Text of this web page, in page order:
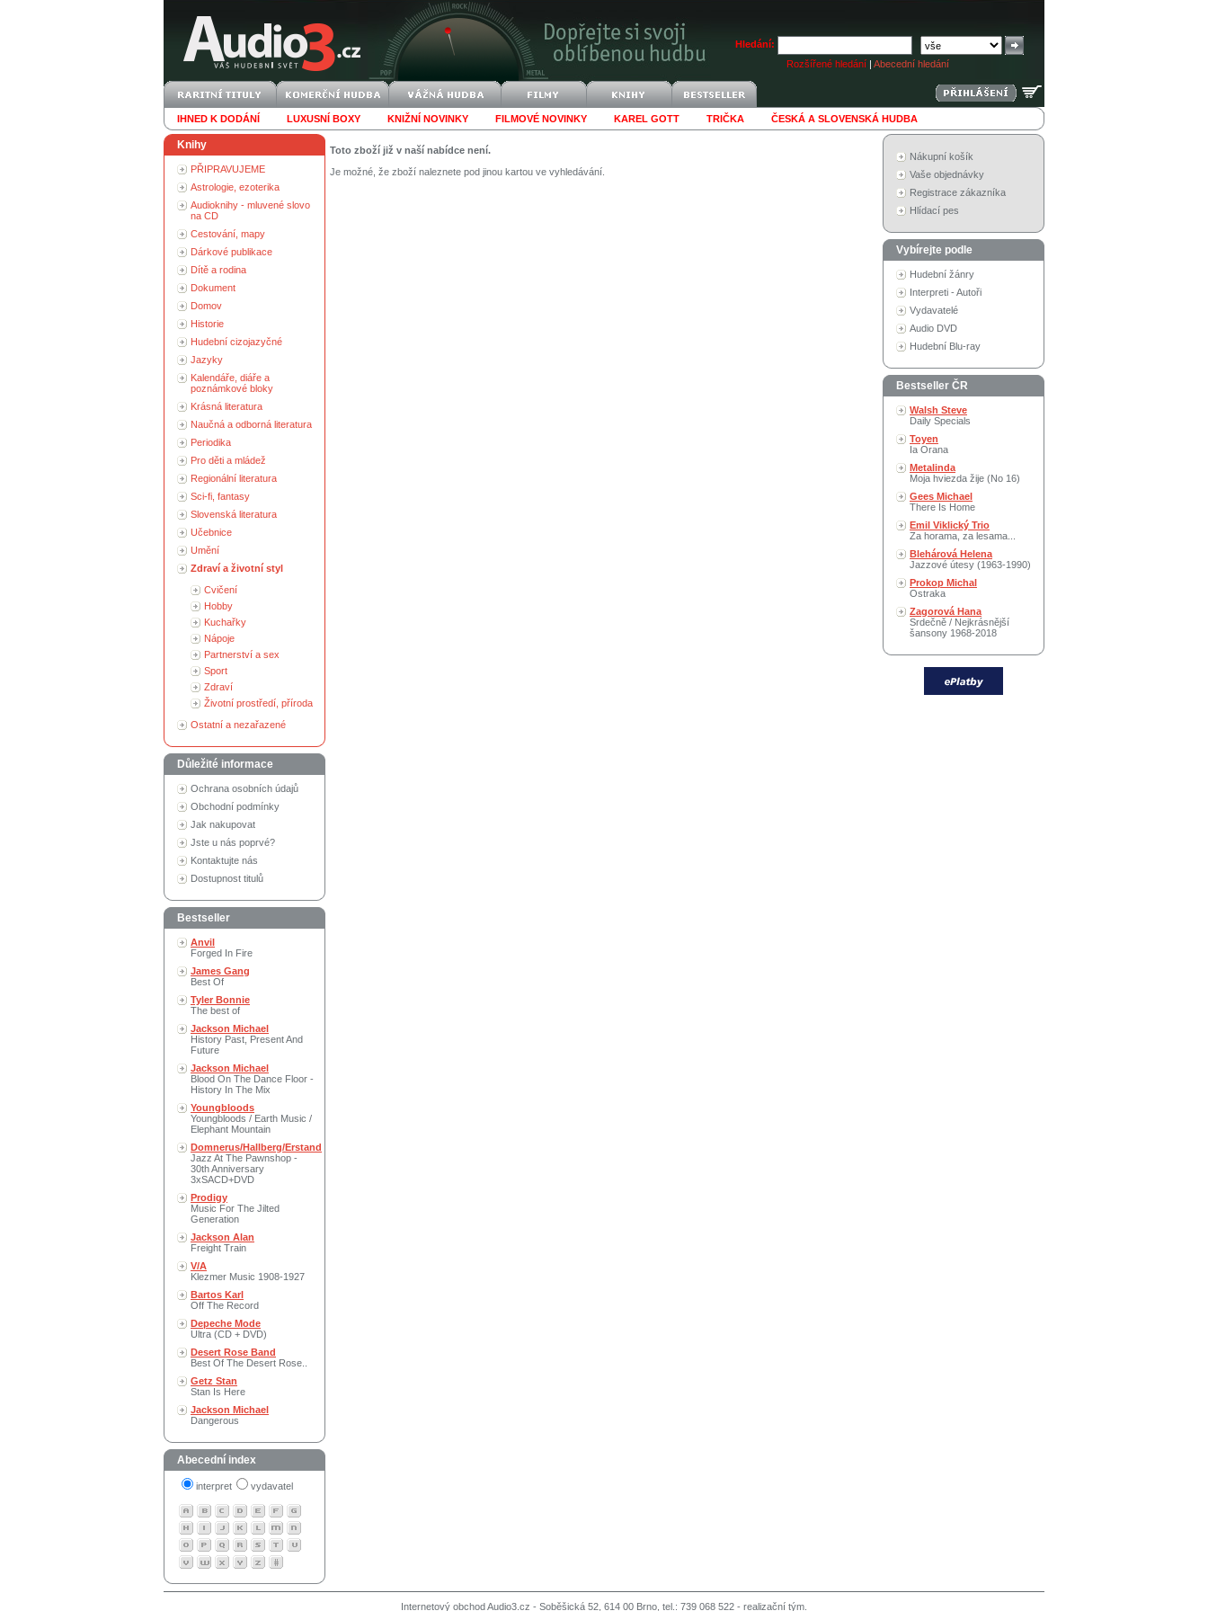
Hledání:
Rozšířené hledání | Abecední hledání
IHNED K DODÁNÍ LUXUSNÍ BOXY KNIŽNÍ NOVINKY FILMOVÉ NOVINKY KAREL GOTT TRIČKA ČESKÁ A SLOVENSKÁ HUDBA
Knihy
PŘIPRAVUJEME
Astrologie, ezoterika
Audioknihy - mluvené slovo
na CD
Cestování, mapy
Dárkové publikace
Dítě a rodina
Dokument
Domov
Historie
Hudební cizojazyčné
Jazyky
Kalendáře, diáře a
poznámkové bloky
Krásná literatura
Naučná a odborná literatura
Periodika
Pro děti a mládež
Regionální literatura
Sci-fi, fantasy
Slovenská literatura
Učebnice
Umění
Zdraví a životní styl
Cvičení
Hobby
Kuchařky
Nápoje
Partnerství a sex
Sport
Zdraví
Životní prostředí, příroda
Ostatní a nezařazené
Důležité informace
Ochrana osobních údajů
Obchodní podmínky
Jak nakupovat
Jste u nás poprvé?
Kontaktujte nás
Dostupnost titulů
Bestseller
Anvil
Forged In Fire
James Gang
Best Of
Tyler Bonnie
The best of
Jackson Michael
History Past, Present And
Future
Jackson Michael
Blood On The Dance Floor -
History In The Mix
Youngbloods
Youngbloods / Earth Music /
Elephant Mountain
Domnerus/Hallberg/Erstand
Jazz At The Pawnshop -
30th Anniversary
3xSACD+DVD
Prodigy
Music For The Jilted
Generation
Jackson Alan
Freight Train
V/A
Klezmer Music 1908-1927
Bartos Karl
Off The Record
Depeche Mode
Ultra (CD + DVD)
Desert Rose Band
Best Of The Desert Rose..
Getz Stan
Stan Is Here
Jackson Michael
Dangerous
Abecední index
interpret vydavatel
Toto zboží již v naší nabídce není.
Je možné, že zboží naleznete pod jinou kartou ve vyhledávání.
Nákupní košík
Vaše objednávky
Registrace zákazníka
Hlídací pes
Vybírejte podle
Hudební žánry
Interpreti - Autoři
Vydavatelé
Audio DVD
Hudební Blu-ray
Bestseller ČR
Walsh Steve
Daily Specials
Toyen
Ia Orana
Metalinda
Moja hviezda žije (No 16)
Gees Michael
There Is Home
Emil Viklický Trio
Za horama, za lesama...
Blehárová Helena
Jazzové útesy (1963-1990)
Prokop Michal
Ostraka
Zagorová Hana
Srdečně / Nejkrásnější
šansony 1968-2018
Internetový obchod Audio3.cz - Soběšická 52, 614 00 Brno, tel.: 739 068 522 - realizační tým.